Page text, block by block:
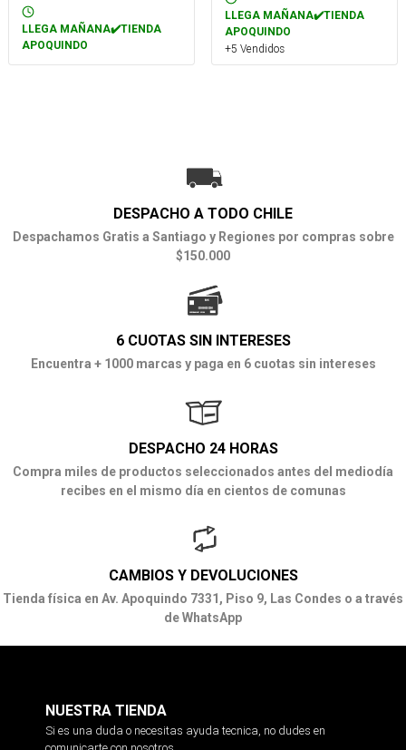
LLEGA MAÑANA✔️TIENDA
APOQUINDO
LLEGA MAÑANA✔️TIENDA
APOQUINDO
+5 Vendidos
DESPACHO A TODO CHILE
Despachamos Gratis a Santiago y Regiones por compras sobre
$150.000
6 CUOTAS SIN INTERESES
Encuentra + 1000 marcas y paga en 6 cuotas sin intereses
DESPACHO 24 HORAS
Compra miles de productos seleccionados antes del mediodía
recibes en el mismo día en cientos de comunas
CAMBIOS Y DEVOLUCIONES
Tienda física en Av. Apoquindo 7331, Piso 9, Las Condes o a través
de WhatsApp
NUESTRA TIENDA
Si es una duda o necesitas ayuda tecnica, no dudes en